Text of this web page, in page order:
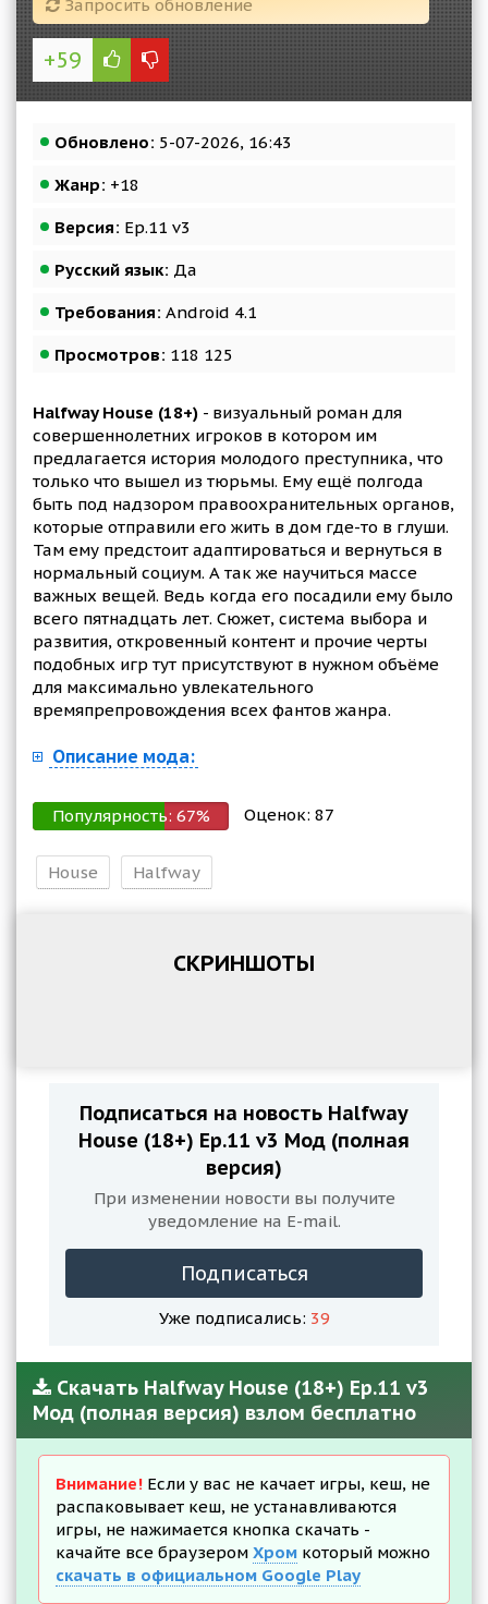
Запросить обновление
+59
Обновлено: 5-07-2026, 16:43
Жанр: +18
Версия: Ep.11 v3
Русский язык: Да
Требования: Android 4.1
Просмотров: 118 125
Halfway House (18+) - визуальный роман для
совершеннолетних игроков в котором им
предлагается история молодого преступника, что
только что вышел из тюрьмы. Ему ещё полгода
быть под надзором правоохранительных органов,
которые отправили его жить в дом где-то в глуши.
Там ему предстоит адаптироваться и вернуться в
нормальный социум. А так же научиться массе
важных вещей. Ведь когда его посадили ему было
всего пятнадцать лет. Сюжет, система выбора и
развития, откровенный контент и прочие черты
подобных игр тут присутствуют в нужном объёме
для максимально увлекательного
времяпрепровождения всех фантов жанра.
Описание мода:
Популярность: 67% Оценок: 87
House Halfway
СКРИНШОТЫ
Подписаться на новость Halfway
House (18+) Ep.11 v3 Мод (полная
версия)
При изменении новости вы получите
уведомление на E-mail.
Подписаться
Уже подписались: 39
Скачать Halfway House (18+) Ep.11 v3
Мод (полная версия) взлом бесплатно
Внимание! Если у вас не качает игры, кеш, не
распаковывает кеш, не устанавливаются
игры, не нажимается кнопка скачать -
качайте все браузером Хром который можно
скачать в официальном Google Play